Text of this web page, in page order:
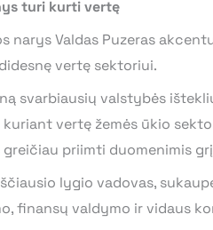
turi kurti vertę
narys Valdas Puzeras
vertę sektoriui.
svarbiausių valstybės
vertę žemės ūkio
priimti duomenimis
lygio vadovas,
finansų valdymo ir vidaus